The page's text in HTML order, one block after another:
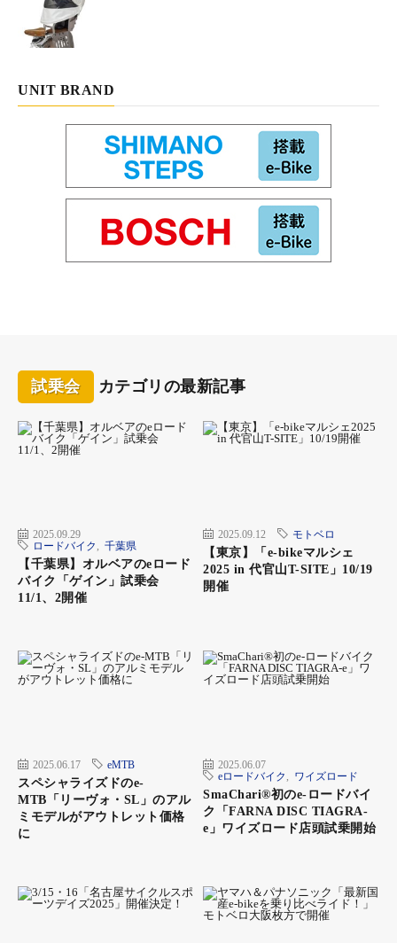
UNIT BRAND
試乗会 カテゴリの最新記事
2025.09.29
ロードバイク
千葉県
【千葉県】オルベアのeロード
バイク「ゲイン」試乗会
11/1、2開催
2025.09.12 モトベロ
【東京】「e-bikeマルシェ
2025 in 代官山T-SITE」10/19
開催
2025.06.17 eMTB
スペシャライズドのe-
MTB「リーヴォ・SL」のアル
ミモデルがアウトレット価格
に
2025.06.07
eロードバイク
ワイズロード
SmaChari®︎初のe-ロードバイ
ク「FARNA DISC TIAGRA-
e」ワイズロード店頭試乗開始